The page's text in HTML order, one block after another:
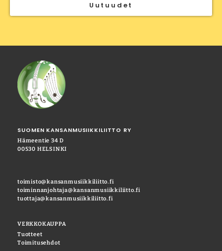
Uutuudet
SUOMEN KANSANMUSIIKKILIITTO RY
Hämeentie 34 D
00530 HELSINKI
toimisto@kansanmusiikkiliitto.fi
toiminnanjohtaja@kansanmusiikkiliitto.fi
tuottaja@kansanmusiikkiliitto.fi
VERKKOKAUPPA
Tuotteet
Toimitusehdot